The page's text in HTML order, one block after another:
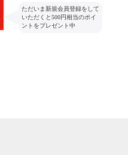
ただいま新規会員登録をして
いただくと500円相当のポイ
ントをプレゼント中